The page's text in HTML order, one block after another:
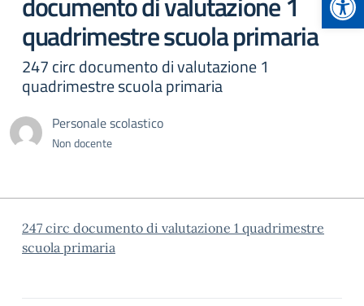
quadrimestre scuola primaria
247 circ documento di valutazione 1
quadrimestre scuola primaria
Personale scolastico
Non docente
247 circ documento di valutazione 1 quadrimestre
scuola primaria